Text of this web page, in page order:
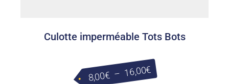
Culotte imperméable Tots Bots
8,00€ – 16,00€Plage